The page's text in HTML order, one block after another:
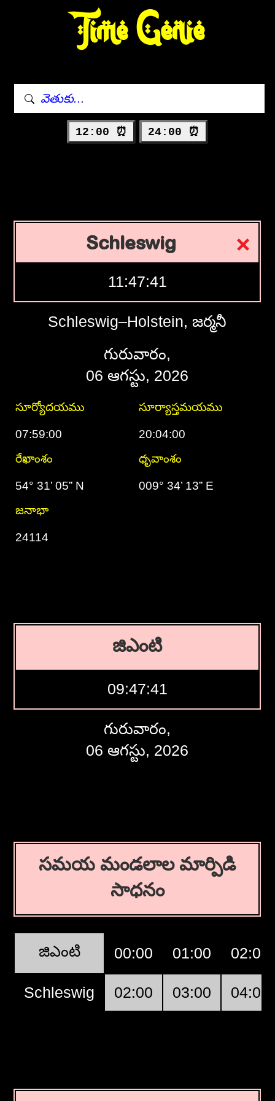
Time Genie
12:00 ⏰ 24:00 ⏰
Schleswig
11:47:42
Schleswig–Holstein, జర్మనీ
గురువారం,
06 ఆగస్టు, 2026
సూర్యోదయము సూర్యాస్తమయము
07:59:00
20:04:00
రేఖాంశం
ధృవాంశం
54° 31’ 05” N
009° 34’ 13” E
జనాభా
24114
జిఎంటి
09:47:42
గురువారం,
06 ఆగస్టు, 2026
సమయ మండలాల మార్పిడి
సాధనం
జిఎంటి 00:00 01:00 02:00
Schleswig 02:00 03:00 04:00